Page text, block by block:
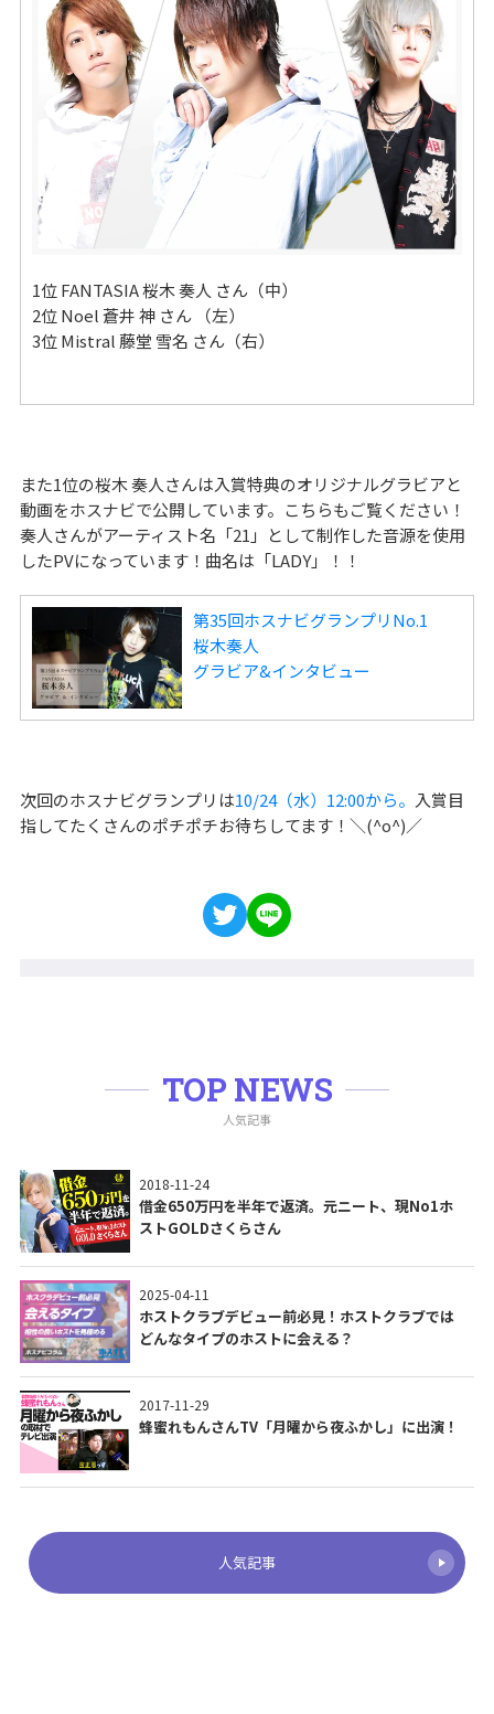
1位 FANTASIA 桜木 奏人 さん（中）
2位 Noel 蒼井 神 さん （左）
3位 Mistral 藤堂 雪名 さん（右）
また1位の桜木 奏人さんは入賞特典のオリジナルグラビアと
動画をホスナビで公開しています。こちらもご覧ください！
奏人さんがアーティスト名「21」として制作した音源を使用
したPVになっています！曲名は「LADY」！！
第35回ホスナビグランプリNo.1
桜木奏人
グラビア&インタビュー
次回のホスナビグランプリは10/24（水）12:00から。 入賞目
指してたくさんのポチポチお待ちしてます！＼(^o^)／
TOP NEWS
人気記事
2018-11-24
借金650万円を半年で返済。元ニート、現No1ホ
ストGOLDさくらさん
2025-04-11
ホストクラブデビュー前必見！ホストクラブでは
どんなタイプのホストに会える？
2017-11-29
蜂蜜れもんさんTV「月曜から夜ふかし」に出演！
人気記事